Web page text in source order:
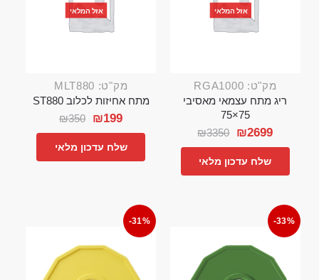
אזל המלאי
מק"ט: RGA1000
ריג מתח עצמאי מאסיבי
75×75
₪3350 ₪2699
שלח עדכון מלאי
אזל המלאי
מק"ט: MLT880
מתח אחיזות לכלוב ST880
₪350 ₪199
שלח עדכון מלאי
-33%
-31%